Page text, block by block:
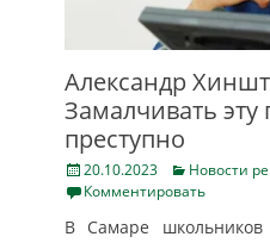
Александр
Замалчивать
преступно
Posted
on
20.10.2023 Categories
Новости
Комментировать
В Самаре